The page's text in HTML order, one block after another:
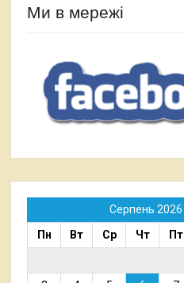
Ми в мережі
Серпень 2026
Пн
Вт Ср Чт Пт